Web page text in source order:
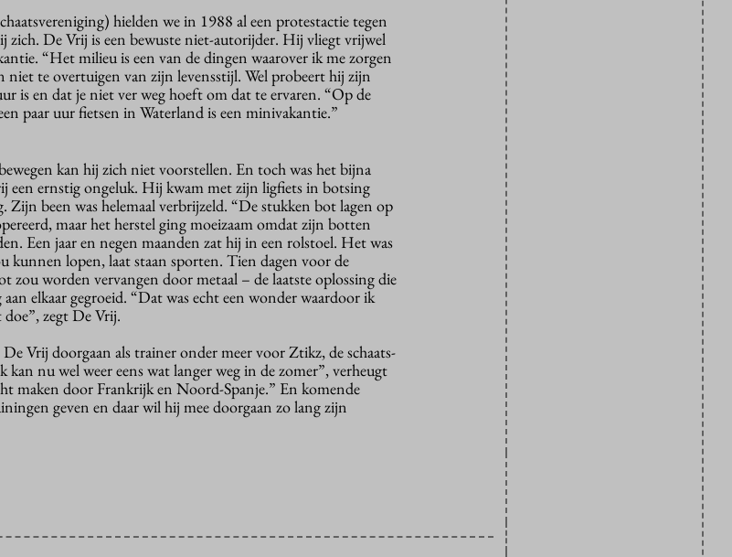
hielden we in 1988 al een protestactie tegen
zich. De Vrij is een bewuste niet-autorijder. Hij vliegt vrijwel
“Het milieu is een van de dingen waarover ik me zorgen
niet te overtuigen van zijn levensstijl. Wel probeert hij zijn
is en dat je niet ver weg hoeft om dat te ervaren. “Op de
paar uur fietsen in Waterland is een minivakantie.”
kan hij zich niet voorstellen. En toch was het bijna
een ernstig ongeluk. Hij kwam met zijn ligfiets in botsing
Zijn been was helemaal verbrijzeld. “De stukken bot lagen op
maar het herstel ging moeizaam omdat zijn botten
Een jaar en negen maanden zat hij in een rolstoel. Het was
kunnen lopen, laat staan sporten. Tien dagen voor de
zou worden vervangen door metaal – de laatste oplossing die
elkaar gegroeid. “Dat was echt een wonder waardoor ik
zegt De Vrij.
Vrij doorgaan als trainer onder meer voor Ztikz, de schaats-
nu wel weer eens wat langer weg in de zomer”, verheugt
maken door Frankrijk en Noord-Spanje.” En komende
geven en daar wil hij mee doorgaan zo lang zijn